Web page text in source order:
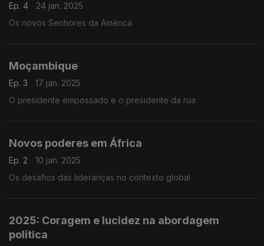
Ep. 4
24 jan. 2025
Os novos Senhores da América
Moçambique
Ep. 3
17 jan. 2025
O presidente empossado e o presidente da rua
Novos poderes em África
Ep. 2
10 jan. 2025
Os desafios das lideranças no contexto global
2025: Coragem e lucidez na abordagem
política